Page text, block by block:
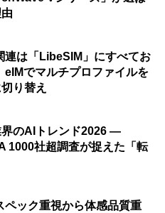
連は「LibeSIM」にすべてお
でマルチプロファイルを
り替え
界のAIトレンド2026 ―
1000社超調査が捉えた「転
ペック重視から体感品質重